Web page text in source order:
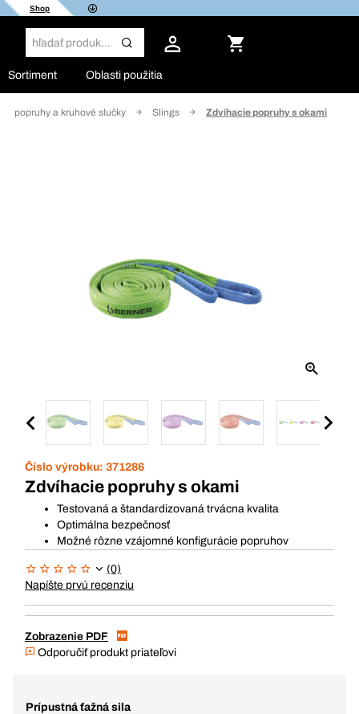
Shop
Sortiment Oblasti použitia
popruhy a kruhové slučky Slings Zdvíhacie popruhy s okami
Číslo výrobku: 371286
Zdvíhacie popruhy s okami
Testovaná a štandardizovaná trvácna kvalita
Optimálna bezpečnosť
Možné rôzne vzájomné konfigurácie popruhov
(0)
Napíšte prvú recenziu
Zobrazenie PDF
Odporučiť produkt priateľovi
Prípustná ťažná sila